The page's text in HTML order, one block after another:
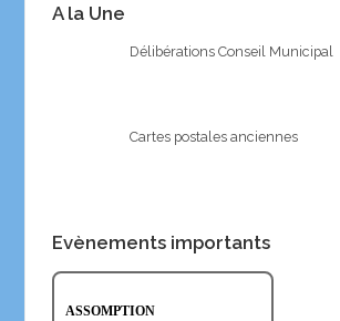
A la Une
Délibérations Conseil Municipal
Cartes postales anciennes
Evènements importants
ASSOMPTION